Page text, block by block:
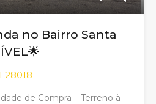
no Bairro Santa
de Compra – Terreno à